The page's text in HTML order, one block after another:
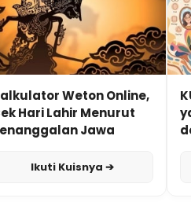
Weton Online,
Hari Lahir Menurut
Jawa
Ikuti Kuisnya ➔